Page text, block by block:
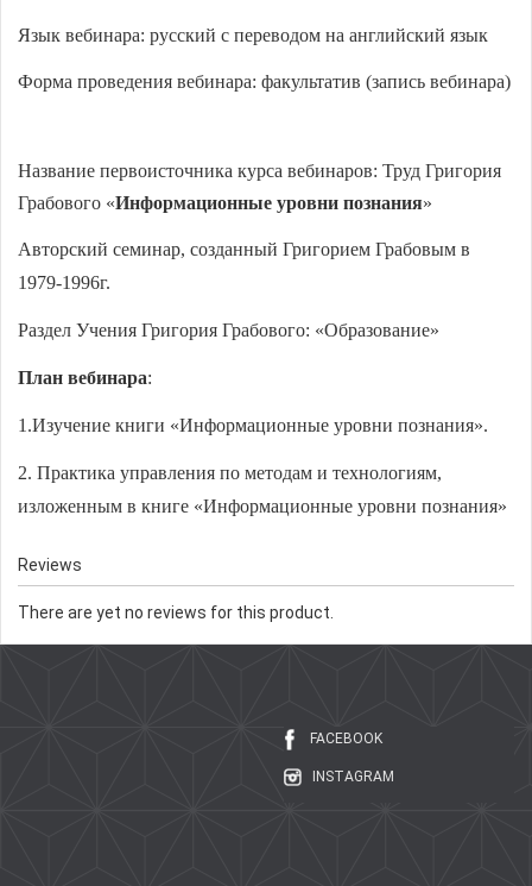
Язык вебинара: русский с переводом на английский язык
Форма проведения вебинара: факультатив (запись вебинара)
Название первоисточника курса вебинаров: Труд Григория
Грабового «Информационные уровни познания»
Авторский семинар, созданный Григорием Грабовым в
1979-1996г.
Раздел Учения Григория Грабового: «Образование»
План вебинара:
1.Изучение книги «Информационные уровни познания».
2. Практика управления по методам и технологиям,
изложенным в книге «Информационные уровни познания»
Reviews
There are yet no reviews for this product.
FACEBOOK
INSTAGRAM